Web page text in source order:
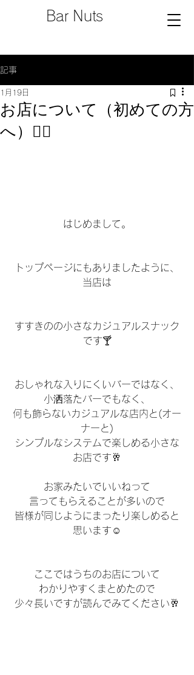
Bar Nuts
記事
お店について（初めての方
へ）❤️‍🔥
1月19日
はじめまして。
トップページにもありましたように、
当店は
すすきのの小さなカジュアルスナック
です🍸
おしゃれな入りにくいバーではなく、
小洒落たバーでもなく、
何も飾らないカジュアルな店内と(オー
ナーと)
シンプルなシステムで楽しめる小さな
お店です🥂
お家みたいでいいねって
言ってもらえることが多いので
皆様が同じようにまったり楽しめると
思います☺️
ここではうちのお店について
わかりやすくまとめたので
少々長いですが読んでみてください🥂